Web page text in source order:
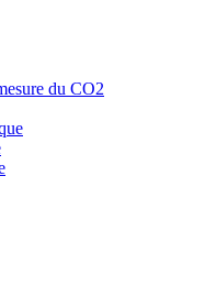
du CO2